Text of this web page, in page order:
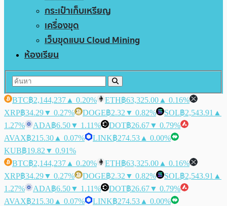
กระเป๋าเก็บเหรียญ
เครื่องขุด
เว็บขุดแบบ Cloud Mining
ห้องเรียน
BTC฿2,144,237 ▲ 0.20% ETH฿63,325.00 ▲ 0.16%
XRP฿34.29▼ 0.27% DOGE฿2.32 ▼ 0.82% SOL฿2,543.91 ▲
1.27%
ADA฿6.50▼ 1.11% DOT฿26.67▼ 0.79%
AVAX฿215.30 ▲ 0.07% LINK฿274.53 ▲ 0.00%
KUB฿19.82 ▼ 0.91%
BTC฿2,144,237 ▲ 0.20% ETH฿63,325.00 ▲ 0.16%
XRP฿34.29▼ 0.27% DOGE฿2.32 ▼ 0.82% SOL฿2,543.91 ▲
1.27%
ADA฿6.50▼ 1.11% DOT฿26.67▼ 0.79%
AVAX฿215.30 ▲ 0.07% LINK฿274.53 ▲ 0.00%